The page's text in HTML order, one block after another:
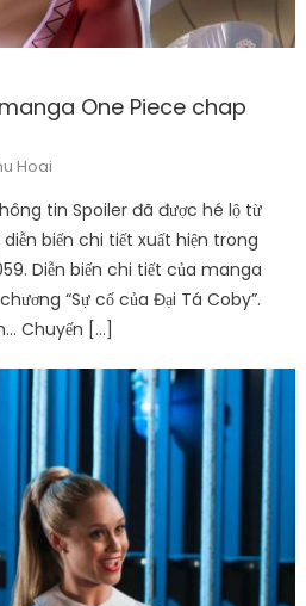
One Piece chap
Hoai
tin Spoiler đã được hé lộ từ
biến chi tiết xuất hiện trong
Diễn biến chi tiết của manga
“Sự cố của Đại Tá Coby”.
Chuyến […]